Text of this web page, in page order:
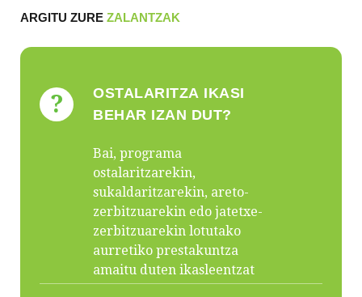
ARGITU ZURE ZALANTZAK
?
OSTALARITZA IKASI
BEHAR IZAN DUT?
Bai, programa
ostalaritzarekin,
sukaldaritzarekin, areto-
zerbitzuarekin edo jatetxe-
zerbitzuarekin lotutako
aurretiko prestakuntza
amaitu duten ikasleentzat
pentsatuta dago.